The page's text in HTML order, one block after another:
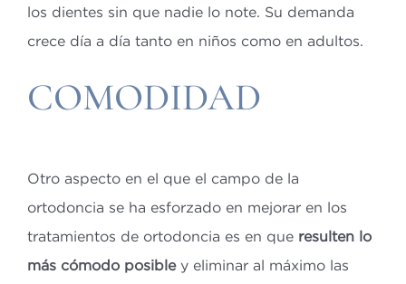
los dientes sin que nadie lo note. Su demanda
crece día a día tanto en niños como en adultos.
COMODIDAD
Otro aspecto en el que el campo de la
ortodoncia se ha esforzado en mejorar en los
tratamientos de ortodoncia es en que resulten lo
más cómodo posibley eliminar al máximo las